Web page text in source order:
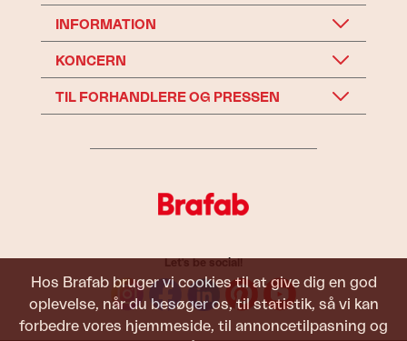
Hos Brafab bruger vi cookies til at give dig en god
oplevelse, når du besøger os, til statistik, så vi kan
forbedre vores hjemmeside, til annoncetilpasning og
INFORMATION
KONCERN
TIL FORHANDLERE OG PRESSEN
Let's be social!